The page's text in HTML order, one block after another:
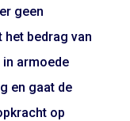
geen
het bedrag van
armoede
en gaat de
op